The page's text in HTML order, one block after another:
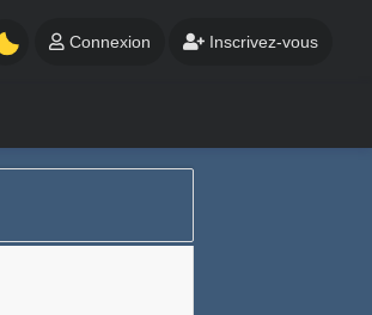
Connexion Inscrivez-vous